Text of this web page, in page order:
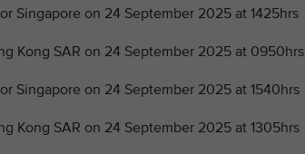
on 24 September 2025 at 1425hrs
SAR on 24 September 2025 at 0950hrs
on 24 September 2025 at 1540hrs
SAR on 24 September 2025 at 1305hrs